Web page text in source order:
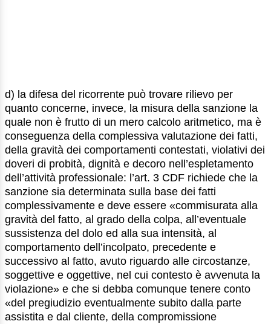
d) la difesa del ricorrente può trovare rilievo per
quanto concerne, invece, la misura della sanzione la
quale non è frutto di un mero calcolo aritmetico, ma è
conseguenza della complessiva valutazione dei fatti,
della gravità dei comportamenti contestati, violativi dei
doveri di probità, dignità e decoro nell’espletamento
dell’attività professionale: l’art. 3 CDF richiede che la
sanzione sia determinata sulla base dei fatti
complessivamente e deve essere «commisurata alla
gravità del fatto, al grado della colpa, all’eventuale
sussistenza del dolo ed alla sua intensità, al
comportamento dell’incolpato, precedente e
successivo al fatto, avuto riguardo alle circostanze,
soggettive e oggettive, nel cui contesto è avvenuta la
violazione» e che si debba comunque tenere conto
«del pregiudizio eventualmente subito dalla parte
assistita e dal cliente, della compromissione